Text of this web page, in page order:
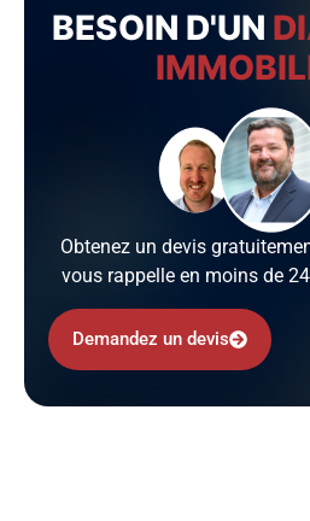
BESOIN D'UN
Obtenez un devis
vous rappelle en moins de
Demandez un devis